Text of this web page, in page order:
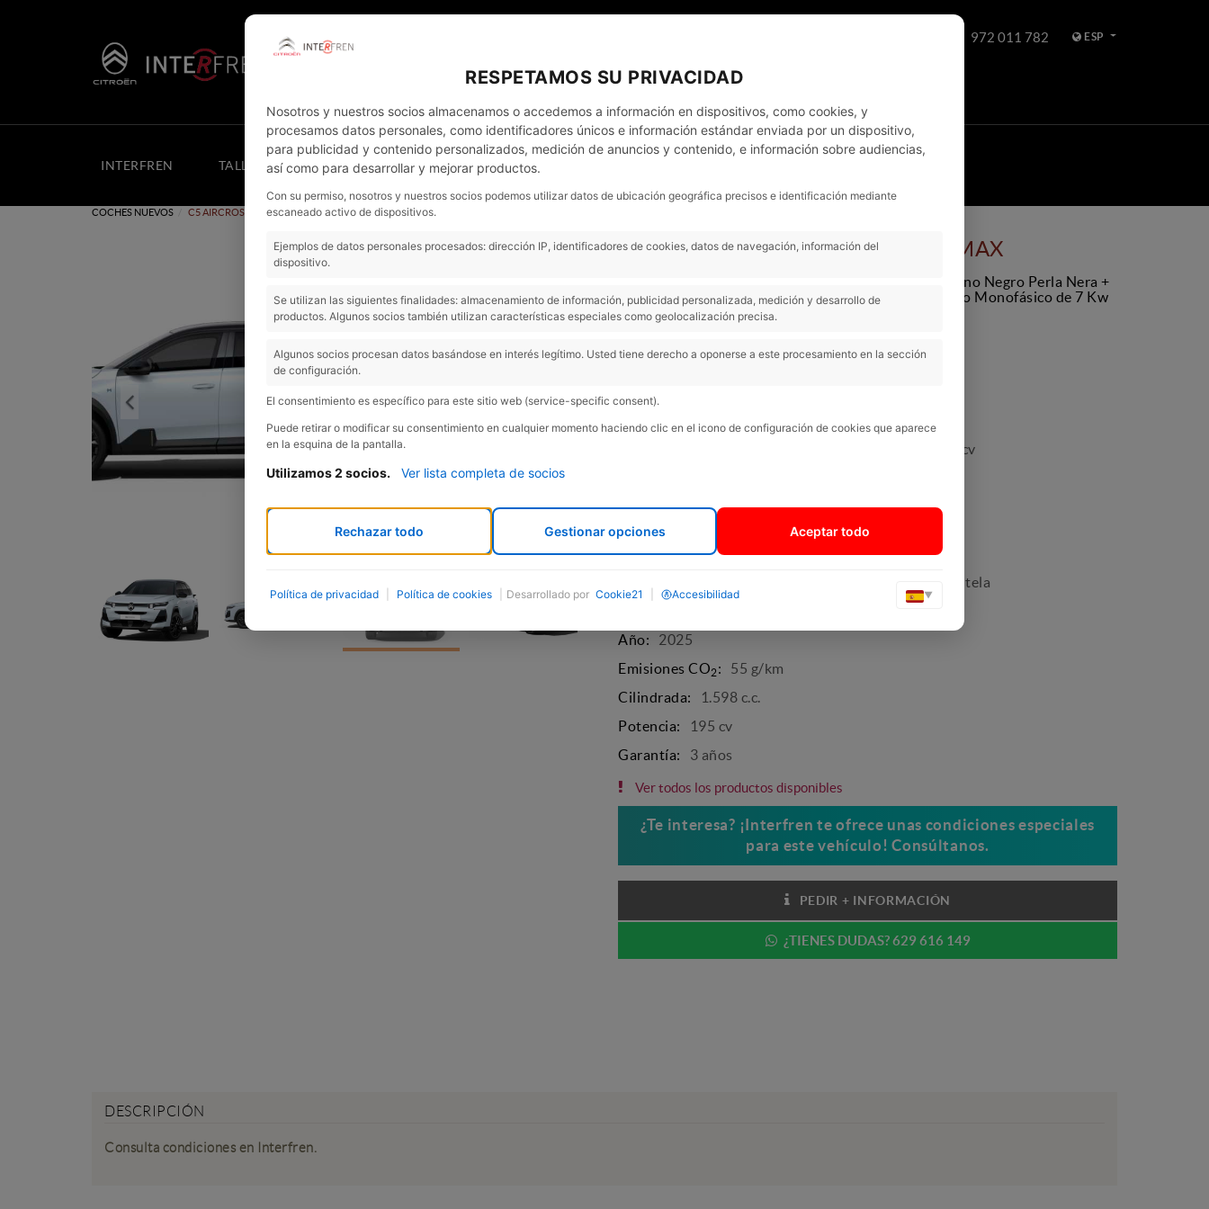
ESP
972 011 782
INTERFREN TALLER COCHES NUEVOS EMPRESAS
COCHES NUEVOS C5 AIRCROSS HYBRID PLUG-IN 195 CV MAX
Previous Next
C5 Aircross Hybrid Plug-In 195 cv MAX
C5 Aircross Hybrid Plug-In 195 cv MAX + Techo Bitono Negro Perla Nera +
Kit de reparación de Pneumáticos + Cargador a bordo Monofásico de 7 Kw
Híbrido
Hybrid Plug-In 195 cv
Marca:
Carrocería: SUV
Ambiente Hype Blue TEP Premium Azul y tela
Año:
2025
Emisiones CO2 :
55 g/km
Cilindrada:
1.598 c.c.
Potencia:
195 cv
Garantía:
3 años
Ver todos los productos disponibles
¿Te interesa? ¡Interfren te ofrece unas condiciones especiales
para este vehículo! Consúltanos.
PEDIR + INFORMACIÓN
¿TIENES DUDAS? 629 616 149
DESCRIPCIÓN
Consulta condiciones en Interfren.
RESPETAMOS SU PRIVACIDAD
Nosotros y nuestros socios almacenamos o accedemos a información en dispositivos, como cookies, y
procesamos datos personales, como identificadores únicos e información estándar enviada por un dispositivo,
para publicidad y contenido personalizados, medición de anuncios y contenido, e información sobre audiencias,
así como para desarrollar y mejorar productos.
Con su permiso, nosotros y nuestros socios podemos utilizar datos de ubicación geográfica precisos e identificación mediante
escaneado activo de dispositivos.
Ejemplos de datos personales procesados: dirección IP, identificadores de cookies, datos de navegación, información del
dispositivo.
Se utilizan las siguientes finalidades: almacenamiento de información, publicidad personalizada, medición y desarrollo de
productos. Algunos socios también utilizan características especiales como geolocalización precisa.
Algunos socios procesan datos basándose en interés legítimo. Usted tiene derecho a oponerse a este procesamiento en la sección
de configuración.
El consentimiento es específico para este sitio web (service-specific consent).
Puede retirar o modificar su consentimiento en cualquier momento haciendo clic en el icono de configuración de cookies que aparece
en la esquina de la pantalla.
Utilizamos 2 socios. Ver lista completa de socios
Rechazar todo Gestionar opciones Aceptar todo
Política de privacidad Política de cookies Desarrollado por Cookie21 Accesibilidad ▼